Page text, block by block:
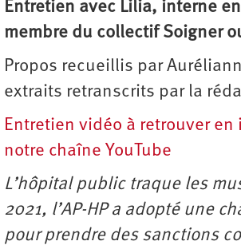
Entretien avec Lilia, interne
membre du collectif Soigner
Propos recueillis par
extraits retranscrits par la
Entretien vidéo à retrouver
notre chaîne YouTube
L’hôpital public traque les
2021, l’AP-HP a adopté une
pour prendre des sanctions